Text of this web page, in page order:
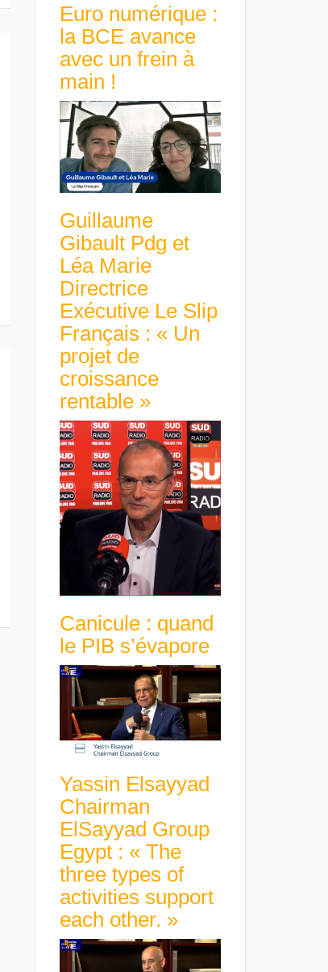
Euro numérique :
la BCE avance
avec un frein à
main !
Guillaume
Gibault Pdg et
Léa Marie
Directrice
Exécutive Le Slip
Français : « Un
projet de
croissance
rentable »
Canicule : quand
le PIB s’évapore
Yassin Elsayyad
Chairman
ElSayyad Group
Egypt : « The
three types of
activities support
each other. »